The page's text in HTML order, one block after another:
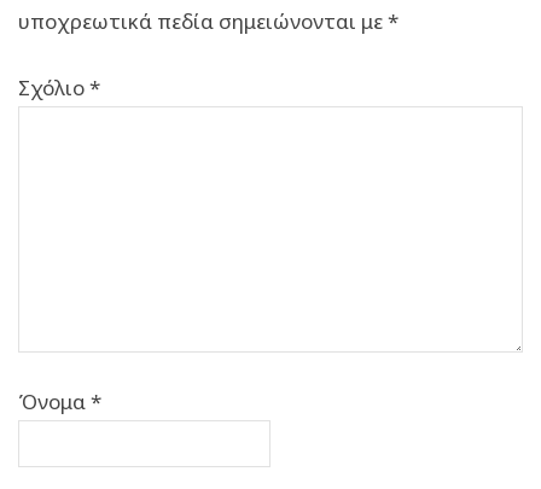
υποχρεωτικά πεδία σημειώνονται με*
Σχόλιο*
Όνομα*